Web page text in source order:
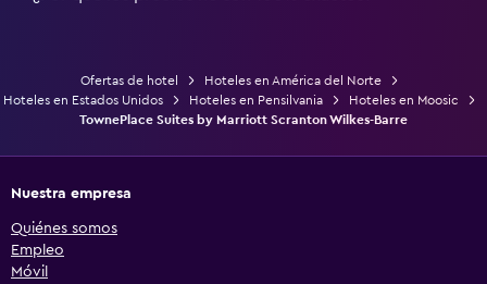
Ofertas de hotel
Hoteles en América del Norte
Hoteles en Estados Unidos
Hoteles en Pensilvania
Hoteles en Moosic
TownePlace Suites by Marriott Scranton Wilkes-Barre
Nuestra empresa
Quiénes somos
Empleo
Móvil